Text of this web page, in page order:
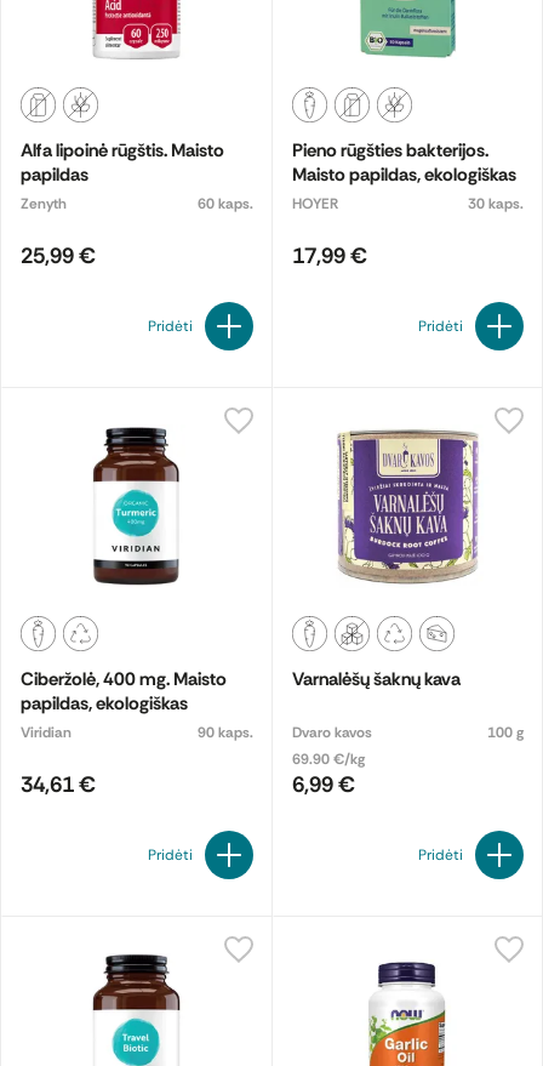
Alfa lipoinė rūgštis. Maisto
papildas
Zenyth 60 kaps.
25,99 €
Pridėti
Pieno rūgšties bakterijos.
Maisto papildas, ekologiškas
HOYER 30 kaps.
17,99 €
Pridėti
Ciberžolė, 400 mg. Maisto
papildas, ekologiškas
Viridian 90 kaps.
34,61 €
Pridėti
Varnalėšų šaknų kava
Dvaro kavos
100 g
69.90 €/kg
6,99 €
Pridėti